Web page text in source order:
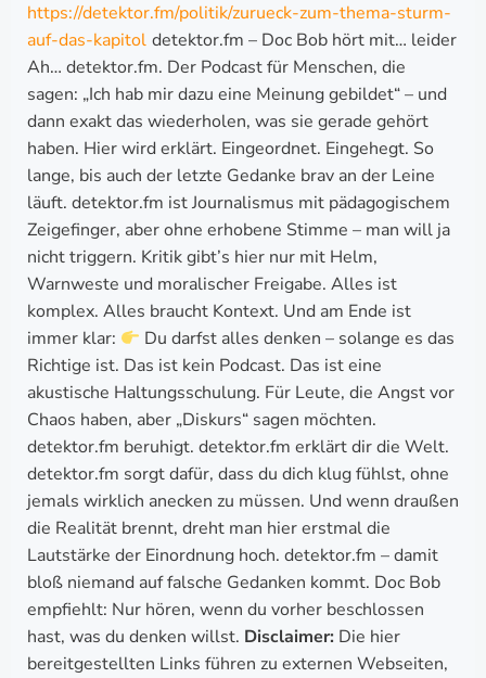
https://detektor.fm/politik/zurueck-zum-thema-sturm-
auf-das-kapitol detektor.fm – Doc Bob hört mit… leider
Ah… detektor.fm. Der Podcast für Menschen, die
sagen: „Ich hab mir dazu eine Meinung gebildet“ – und
dann exakt das wiederholen, was sie gerade gehört
haben. Hier wird erklärt. Eingeordnet. Eingehegt. So
lange, bis auch der letzte Gedanke brav an der Leine
läuft. detektor.fm ist Journalismus mit pädagogischem
Zeigefinger, aber ohne erhobene Stimme – man will ja
nicht triggern. Kritik gibt’s hier nur mit Helm,
Warnweste und moralischer Freigabe. Alles ist
komplex. Alles braucht Kontext. Und am Ende ist
immer klar:
Du darfst alles denken – solange es das
Richtige ist. Das ist kein Podcast. Das ist eine
akustische Haltungsschulung. Für Leute, die Angst vor
Chaos haben, aber „Diskurs“ sagen möchten.
detektor.fm beruhigt. detektor.fm erklärt dir die Welt.
detektor.fm sorgt dafür, dass du dich klug fühlst, ohne
jemals wirklich anecken zu müssen. Und wenn draußen
die Realität brennt, dreht man hier erstmal die
Lautstärke der Einordnung hoch. detektor.fm – damit
bloß niemand auf falsche Gedanken kommt. Doc Bob
empfiehlt: Nur hören, wenn du vorher beschlossen
hast, was du denken willst. Disclaimer: Die hier
bereitgestellten Links führen zu externen Webseiten,